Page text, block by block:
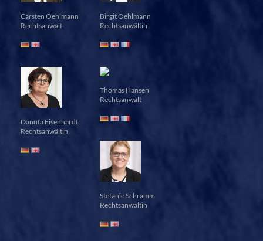
Carsten Oehlmann
Rechtsanwalt
Birgit Oehlmann
Rechtsanwältin
Danuta Eisenhardt
Rechtsanwältin
Thomas Hansen
Rechtsanwalt
Stefanie Schramm
Rechtsanwältin